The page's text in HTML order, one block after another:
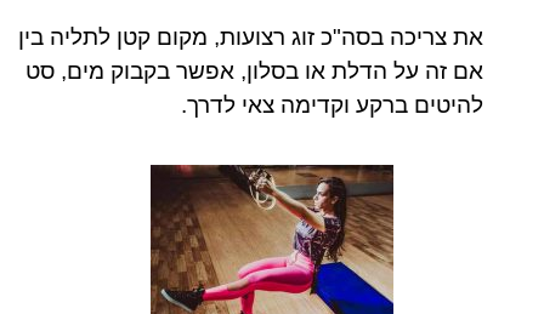
את צריכה בסה"כ זוג רצועות, מקום קטן לתליה בין
אם זה על הדלת או בסלון, אפשר בקבוק מים, סט
להיטים ברקע וקדימה צאי לדרך.